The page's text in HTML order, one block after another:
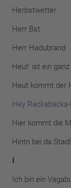
Herbstwetter
Herr Bst
Herr Hadubrand
Heut' ist ein
Heut kommt der
Hey Rackabacka-
Hier kommt die
Hintn bei da
I
Ich bin ein